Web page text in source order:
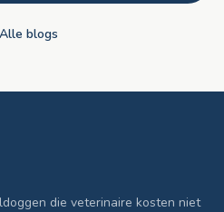
Alle blogs
die veterinaire kosten niet